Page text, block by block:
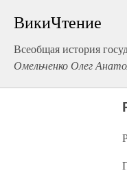
ВикиЧтение
Всеобщая история
Омельченко Олег